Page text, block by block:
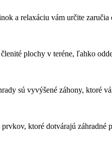
a relaxáciu vám určite
plochy v teréne, ľahko
sú vyvýšené záhony, ktoré
ktoré dotvárajú